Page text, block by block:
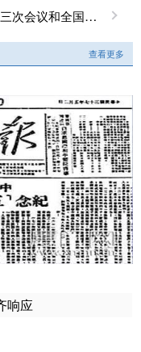
民盟中央关于学习贯彻十四届全国人大三次会议和全国政协十四届三次会议精神的决定
查看更多
响应